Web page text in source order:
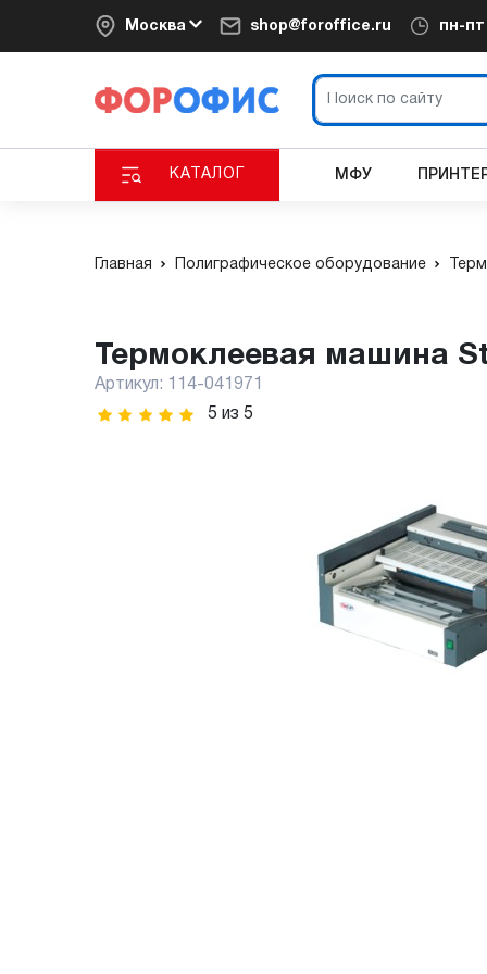
Москва shop@foroffice.ru пн-
КАТАЛОГ МФУ
Главная Полиграфическое оборудование
Термоклеевая машина
Артикул:
114-041971
5 из 5